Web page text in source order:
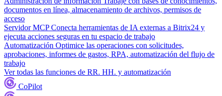
documentos en línea, almacenamiento de archivos, permisos de
acceso
Servidor MCP Conecta herramientas de IA externas a Bitrix24 y
ejecuta acciones seguras en tu espacio de trabajo
Automatización Optimice las operaciones con solicitudes,
aprobaciones, informes de gastos, RPA, automatización del flujo de
trabajo
Ver todas las funciones de RR. HH. y automatización
CoPilot